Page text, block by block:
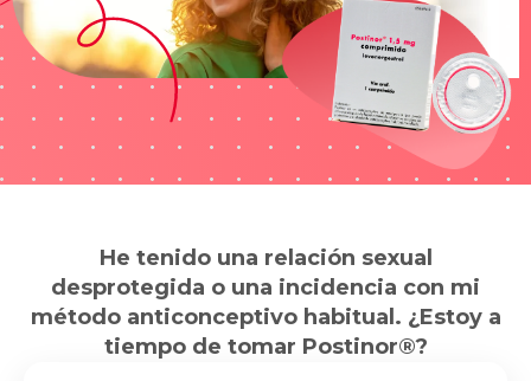
He tenido una relación sexual
desprotegida o una incidencia con mi
método anticonceptivo habitual. ¿Estoy a
tiempo de tomar Postinor®?